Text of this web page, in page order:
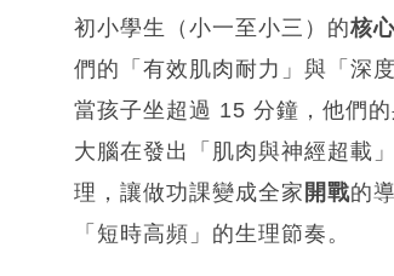
初小學生（小一至小三）的核
們的「有效肌肉耐力」與「深
當孩子坐超過 15 分鐘，他們
大腦在發出「肌肉與神經超載
理，讓做功課變成全家 開戰的
「短時高頻」的生理節奏。